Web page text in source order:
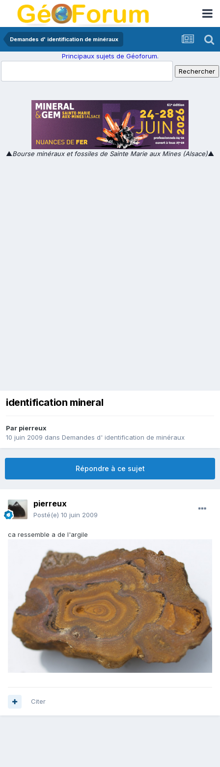
Demandes d' identification de minéraux
Principaux sujets de Géoforum.
▲Bourse minéraux et fossiles de Sainte Marie aux Mines (Alsace)▲
identification mineral
Par pierreux
10 juin 2009 dans Demandes d' identification de minéraux
Répondre à ce sujet
pierreux
Posté(e) 10 juin 2009
ca ressemble a de l'argile
Citer